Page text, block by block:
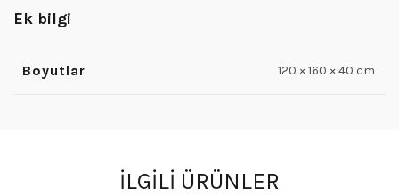
Ek bilgi
Boyutlar 120 × 160 × 40 cm
İLGILI ÜRÜNLER